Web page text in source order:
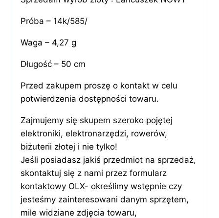
Próba – 14k/585/
Waga – 4,27 g
Długość – 50 cm
Przed zakupem proszę o kontakt w celu
potwierdzenia dostępności towaru.
Zajmujemy się skupem szeroko pojętej
elektroniki, elektronarzędzi, rowerów,
biżuterii złotej i nie tylko!
Jeśli posiadasz jakiś przedmiot na sprzedaż,
skontaktuj się z nami przez formularz
kontaktowy OLX- określimy wstępnie czy
jesteśmy zainteresowani danym sprzętem,
mile widziane zdjęcia towaru,